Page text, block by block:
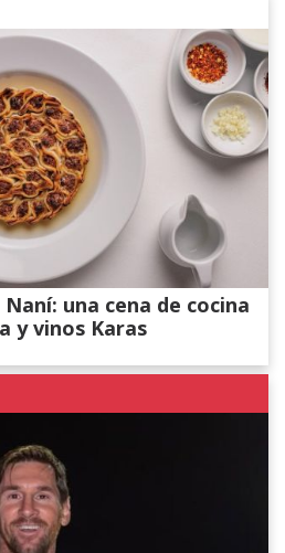
una cena de cocina
y vinos Karas